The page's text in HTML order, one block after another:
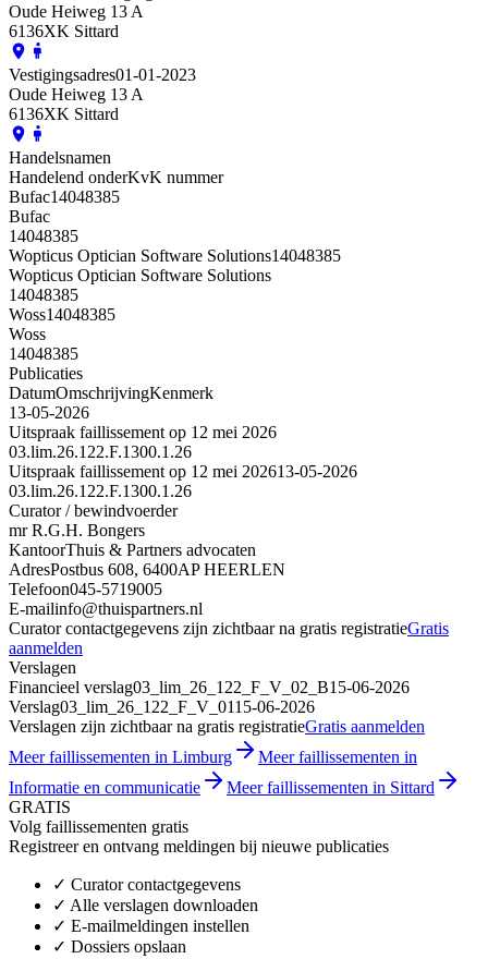
Oude Heiweg 13 A
6136XK Sittard
Vestigingsadres01-01-2023
Oude Heiweg 13 A
6136XK Sittard
Handelsnamen
Handelend onderKvK nummer
Bufac14048385
Bufac
14048385
Wopticus Optician Software Solutions14048385
Wopticus Optician Software Solutions
14048385
Woss14048385
Woss
14048385
Publicaties
DatumOmschrijvingKenmerk
13-05-2026
Uitspraak faillissement op 12 mei 2026
03.lim.26.122.F.1300.1.26
Uitspraak faillissement op 12 mei 202613-05-2026
03.lim.26.122.F.1300.1.26
Curator / bewindvoerder
mr R.G.H. Bongers
KantoorThuis & Partners advocaten
AdresPostbus 608, 6400AP HEERLEN
Telefoon045-5719005
E-mailinfo@thuispartners.nl
Curator contactgegevens zijn zichtbaar na gratis registratieGratis
aanmelden
Verslagen
Financieel verslag03_lim_26_122_F_V_02_B15-06-2026
Verslag03_lim_26_122_F_V_0115-06-2026
Verslagen zijn zichtbaar na gratis registratieGratis aanmelden
Meer faillissementen in Limburg
Meer faillissementen in
Informatie en communicatie
Meer faillissementen in Sittard
GRATIS
Volg faillissementen gratis
Registreer en ontvang meldingen bij nieuwe publicaties
✓ Curator contactgegevens
✓ Alle verslagen downloaden
✓ E-mailmeldingen instellen
✓ Dossiers opslaan